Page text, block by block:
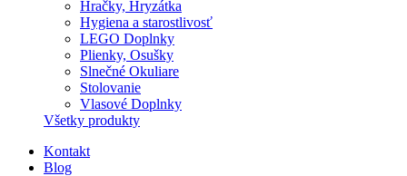
Hračky, Hryzátka
Hygiena a starostlivosť
LEGO Doplnky
Plienky, Osušky
Slnečné Okuliare
Stolovanie
Vlasové Doplnky
Všetky produkty
Kontakt
Blog